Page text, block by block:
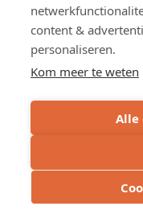
content &
personaliseren.
Kom meer te weten
Alle
BE